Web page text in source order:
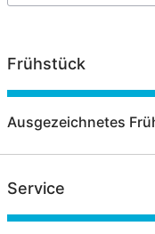
Frühstück
Ausgezeichnetes
Service